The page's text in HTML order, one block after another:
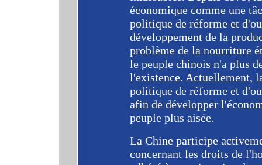
économique comme une
politique de réforme et
développement de la
problème de la nourriture
le peuple chinois n'a plus
l'existence. Actuellement,
politique de réforme et
afin de développer
peuple plus aisée.
La Chine participe
concernant les droits de